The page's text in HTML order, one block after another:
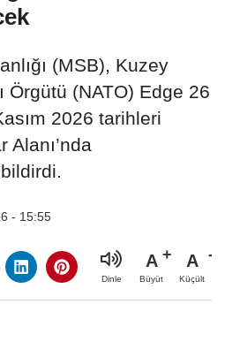
(MSB), Kuzey
Örgütü (NATO) Edge 26
2026 tarihleri
Alanı’nda
- 15:55
Dinle
A
Büyüt
A
Küçült